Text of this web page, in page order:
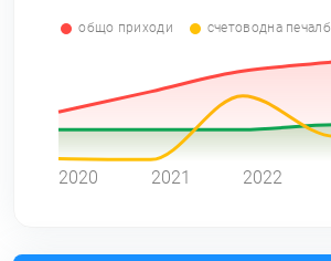
общо приходи счетоводна
2020 2021 2022